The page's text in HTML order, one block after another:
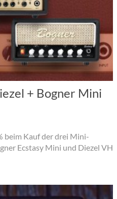
+ Bogner Mini
beim Kauf der drei Mini-
Ecstasy Mini und Diezel VH